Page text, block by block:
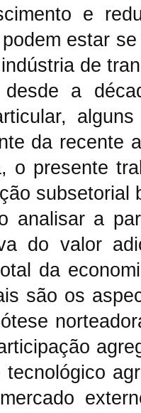
e
estar
de
desde a
da recente
o presente
subsetorial
analisar a
do valor
da
são os